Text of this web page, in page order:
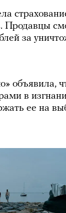
Продавцы
за
объявила,
в
ее на